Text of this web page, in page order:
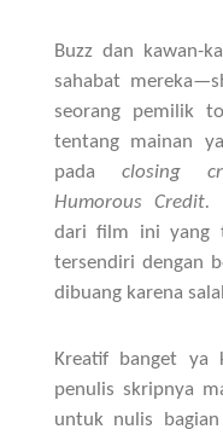
Buzz dan kawan-
sahabat
seorang pemilik
tentang mainan
pada closing
Humorous Credit.
dari film ini yang
tersendiri dengan
dibuang karena
Kreatif banget ya
penulis skripnya
untuk nulis